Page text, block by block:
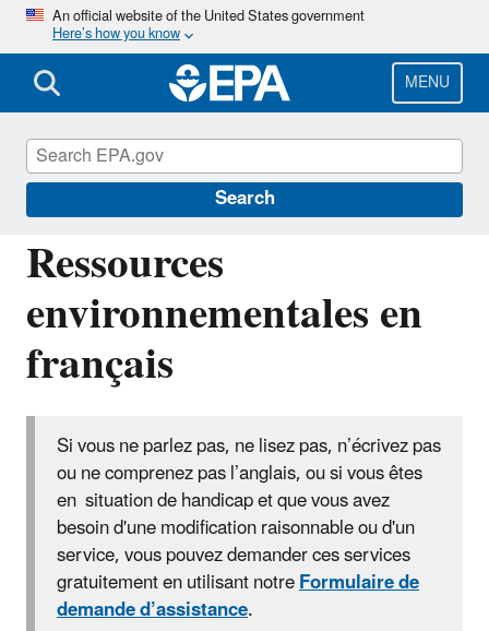
Skip
main
content
An official website of the United States government
Here’s how you know
MENU
Search
Ressources
environnementales en
français
Si vous ne parlez pas, ne lisez pas, n’écrivez pas
ou ne comprenez pas l’anglais, ou si vous êtes
en situation de handicap et que vous avez
besoin d'une modification raisonnable ou d'un
service, vous pouvez demander ces services
gratuitement en utilisant notreFormulaire de
demande d’assistance.
Information for Individuals with Limited
English Proficiency